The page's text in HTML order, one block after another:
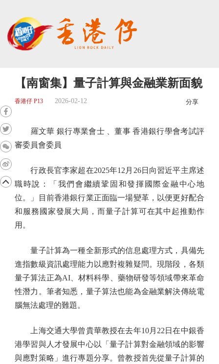
【南窗集】量子計算與金融業新面貌
香港仔 P13 2026-02-12 分享
羅文華 銀行專業會士 、董事 香港銀行學會考試評
審委員會委員
行政長官李家超在2025年12月26日向習近平主席述
職時說：「我們會繼續鞏固和發揮國際金融中心地
位。」目前香港銀行業正面臨一場變革，以便更好配合
和服務國家發展大局，而量子計算可在其中起推動作
用。
量子計算為一種全新形式的信息處理方式，具備先
進指數級資訊處理能力以應對複雜疑問。現階段，各類
量子算法正為AI、材料科學、藥物研發等領域帶來革命
性潛力。筆者知悉，量子算法也能為金融業解決傳統電
腦無法處理的難題。
上海交通大學曾貴華教授在去年10月22日在中銀香
港學習與人才發展中心以「量子計算對金融領域的影響
與應對策略」進行專題分享。曾教授首先從量子計算的